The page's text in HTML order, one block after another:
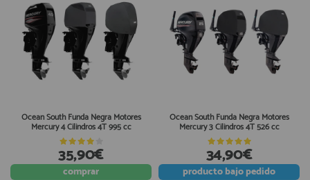
Ocean South Funda Negra Motores
Mercury 4 Cilindros 4T 995 cc
35,90€
comprar
Ocean South Funda Negra Motores
Mercury 3 Cilindros 4T 526 cc
34,90€
productobajo pedido